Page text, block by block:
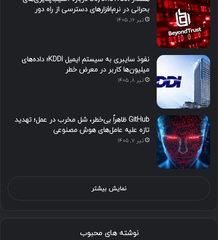
بحرانی در نرم‌افزارهای دسترسی از راه دور
تیر ۱۶, ۱۴۰۵
نفوذ سایبری به سیستم ایمیل KDDI؛ داده‌های
میلیون‌ها کاربر در معرض خطر
تیر ۸, ۱۴۰۵
GitHub ظاهراً بی‌خطر، شل مخرب در عمل؛ تهدید
تازه علیه عامل‌های هوش مصنوعی
تیر ۷, ۱۴۰۵
نمایش بیشتر
نوشته های محبوب